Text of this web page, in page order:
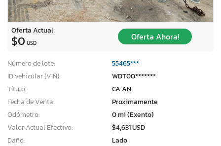
Oferta Actual
$0 USD
Oferta Ahora!
Número de lote:
55465***
ID vehicular (VIN):
WDT00*******
Título:
CA AN
Fecha de Venta:
Proximamente
Odómetro:
0 mi (Exento)
Valor Actual Efectivo:
$4,631 USD
Daño:
Lado